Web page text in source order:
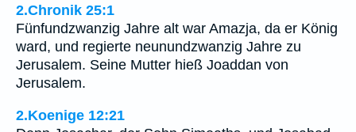
2.Chronik 25:1
Fünfundzwanzig Jahre alt war Amazja, da er König
ward, und regierte neunundzwanzig Jahre zu
Jerusalem. Seine Mutter hieß Joaddan von
Jerusalem.
2.Koenige 12:21